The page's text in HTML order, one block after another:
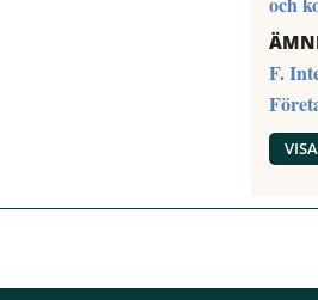
F.